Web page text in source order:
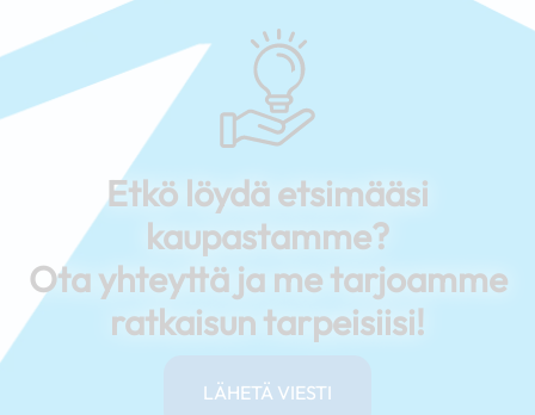
Etkö löydä etsimääsi
kaupastamme?
Ota yhteyttä ja me tarjoamme
ratkaisun tarpeisiisi!
LÄHETÄ VIESTI